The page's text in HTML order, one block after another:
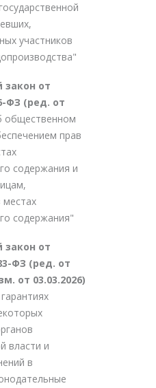
участников
от
ФЗ (ред. от
общественном
прав
содержания и
содержания"
от
ФЗ (ред. от
от 03.03.2026)
власти и
в